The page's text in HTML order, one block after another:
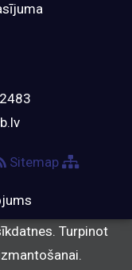
Sitemap